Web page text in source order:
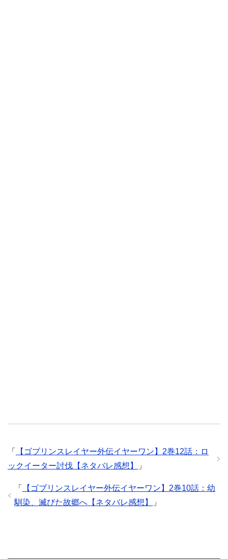
「
【ゴブリンスレイヤー外伝イヤーワン】2巻12話：ロ
ックイーター討伐【ネタバレ感想】
」
「
【ゴブリンスレイヤー外伝イヤーワン】2巻10話：幼
馴染、滅びた故郷へ【ネタバレ感想】
」